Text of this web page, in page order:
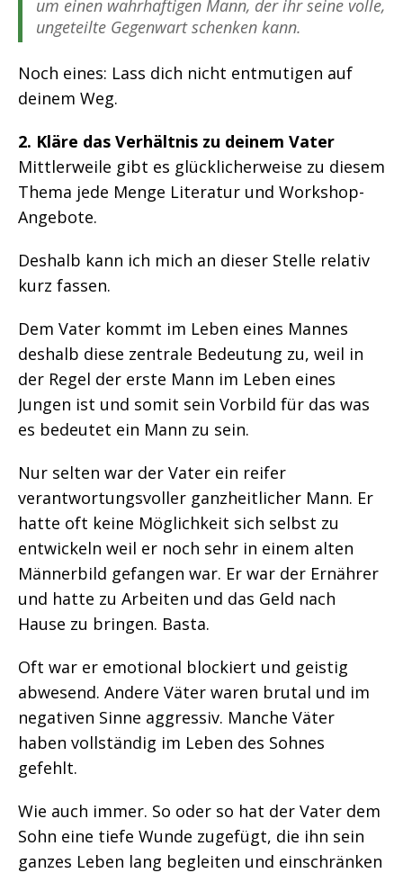
um einen wahrhaftigen Mann, der ihr seine volle,
ungeteilte Gegenwart schenken kann.
Noch eines: Lass dich nicht entmutigen auf
deinem Weg.
2. Kläre das Verhältnis zu deinem Vater
Mittlerweile gibt es glücklicherweise zu diesem
Thema jede Menge Literatur und Workshop-
Angebote.
Deshalb kann ich mich an dieser Stelle relativ
kurz fassen.
Dem Vater kommt im Leben eines Mannes
deshalb diese zentrale Bedeutung zu, weil in
der Regel der erste Mann im Leben eines
Jungen ist und somit sein Vorbild für das was
es bedeutet ein Mann zu sein.
Nur selten war der Vater ein reifer
verantwortungsvoller ganzheitlicher Mann. Er
hatte oft keine Möglichkeit sich selbst zu
entwickeln weil er noch sehr in einem alten
Männerbild gefangen war. Er war der Ernährer
und hatte zu Arbeiten und das Geld nach
Hause zu bringen. Basta.
Oft war er emotional blockiert und geistig
abwesend. Andere Väter waren brutal und im
negativen Sinne aggressiv. Manche Väter
haben vollständig im Leben des Sohnes
gefehlt.
Wie auch immer. So oder so hat der Vater dem
Sohn eine tiefe Wunde zugefügt, die ihn sein
ganzes Leben lang begleiten und einschränken